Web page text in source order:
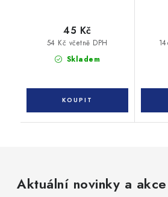
Skladem
54 Kč včetně DPH
45 Kč
Aktuální novinky a